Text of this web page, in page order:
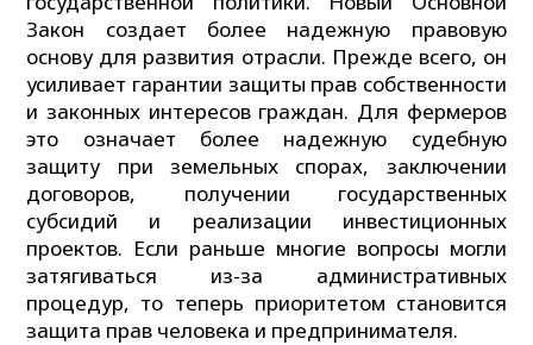
Закон создает более надежную правовую
основу для развития отрасли. Прежде всего, он
усиливает гарантии защиты прав собственности
и законных интересов граждан. Для фермеров
это означает более надежную судебную
защиту при земельных спорах, заключении
договоров, получении государственных
субсидий и реализации инвестиционных
проектов. Если раньше многие вопросы могли
затягиваться из-за административных
процедур, то теперь приоритетом становится
защита прав человека и предпринимателя.